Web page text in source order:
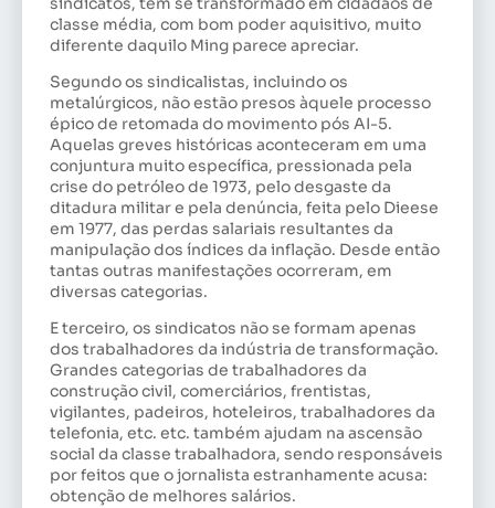
classe média, com bom poder aquisitivo, muito
diferente daquilo Ming parece apreciar.
Segundo os sindicalistas, incluindo os
metalúrgicos, não estão presos àquele processo
épico de retomada do movimento pós AI-5.
Aquelas greves históricas aconteceram em uma
conjuntura muito específica, pressionada pela
crise do petróleo de 1973, pelo desgaste da
ditadura militar e pela denúncia, feita pelo Dieese
em 1977, das perdas salariais resultantes da
manipulação dos índices da inflação. Desde então
tantas outras manifestações ocorreram, em
diversas categorias.
E terceiro, os sindicatos não se formam apenas
dos trabalhadores da indústria de transformação.
Grandes categorias de trabalhadores da
construção civil, comerciários, frentistas,
vigilantes, padeiros, hoteleiros, trabalhadores da
telefonia, etc. etc. também ajudam na ascensão
social da classe trabalhadora, sendo responsáveis
por feitos que o jornalista estranhamente acusa:
obtenção de melhores salários.